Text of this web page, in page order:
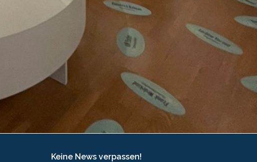
Keine News verpassen!